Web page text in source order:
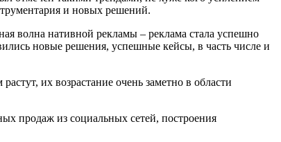
и новых решений.
волна нативной рекламы – реклама стала успешно
новые решения, успешные кейсы, в часть числе и
их возрастание очень заметно в области
продаж из социальных сетей, построения